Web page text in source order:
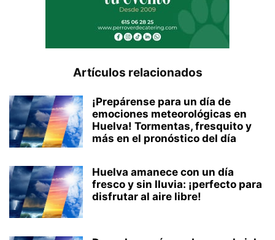
Artículos relacionados
¡Prepárense para un día de
emociones meteorológicas en
Huelva! Tormentas, fresquito y
más en el pronóstico del día
Huelva amanece con un día
fresco y sin lluvia: ¡perfecto para
disfrutar al aire libre!